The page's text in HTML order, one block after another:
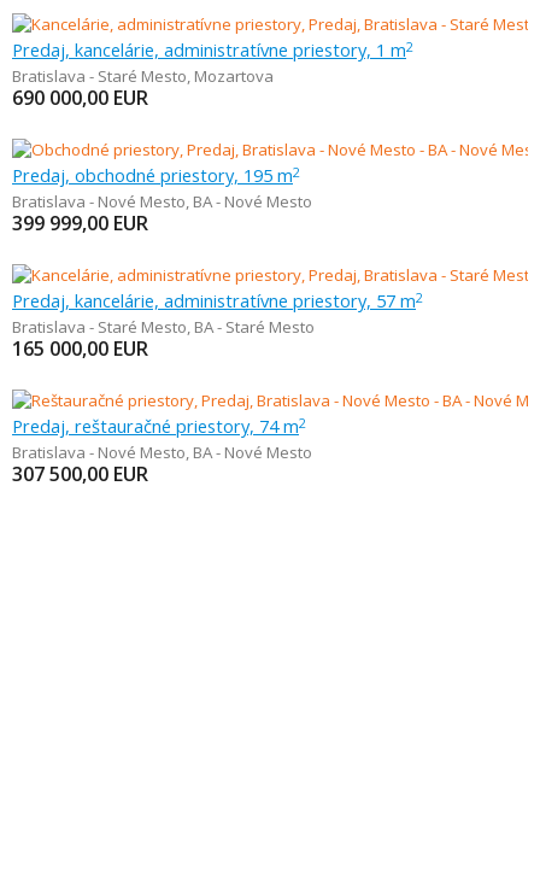
Predaj, kancelárie, administratívne priestory, 1 m2
Bratislava - Staré Mesto, Mozartova
690 000,00 EUR
Predaj, obchodné priestory, 195 m2
Bratislava - Nové Mesto, BA - Nové Mesto
399 999,00 EUR
Predaj, kancelárie, administratívne priestory, 57 m2
Bratislava - Staré Mesto, BA - Staré Mesto
165 000,00 EUR
Predaj, reštauračné priestory, 74 m2
Bratislava - Nové Mesto, BA - Nové Mesto
307 500,00 EUR